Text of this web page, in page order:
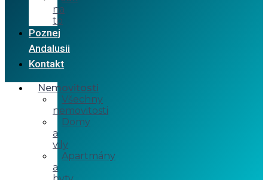
na
to
Poznej
Andalusii
Kontakt
Nemovitosti
Všechny
nemovitosti
Domy
a
vily
Apartmány
a